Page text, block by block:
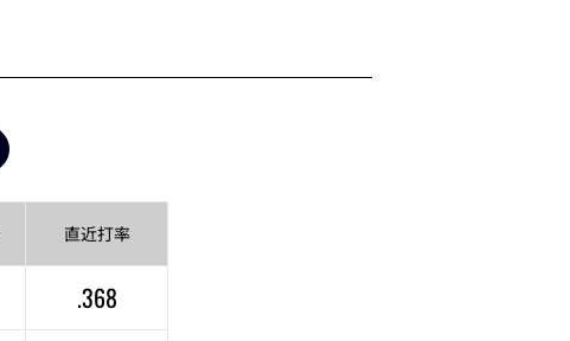
直近打率
.368